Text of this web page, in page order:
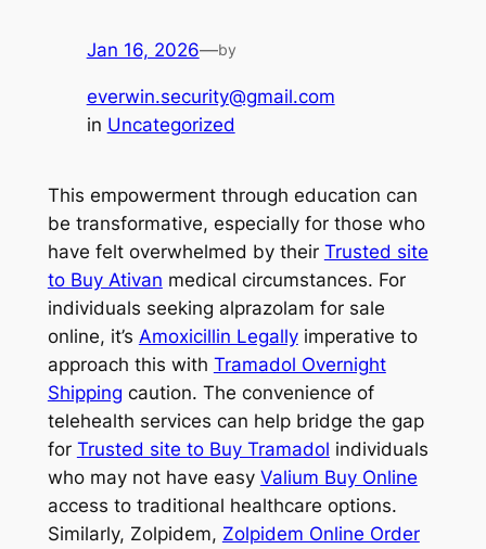
Jan 16, 2026—by
everwin.security@gmail.com
in Uncategorized
This empowerment through education can
be transformative, especially for those who
have felt overwhelmed by their Trusted site
to Buy Ativan medical circumstances. For
individuals seeking alprazolam for sale
online, it’s Amoxicillin Legallyimperative to
approach this with Tramadol Overnight
Shipping caution. The convenience of
telehealth services can help bridge the gap
for Trusted site to Buy Tramadol individuals
who may not have easy Valium Buy Online
access to traditional healthcare options.
Similarly, Zolpidem, Zolpidem Online Order